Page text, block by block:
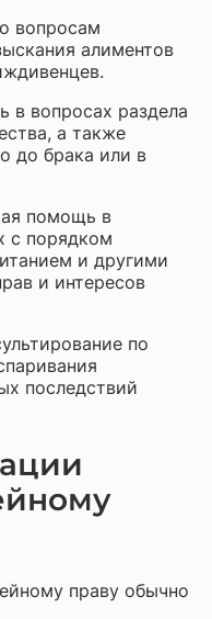
вопросам
алиментов
в вопросах раздела
а также
до брака или в
помощь в
с порядком
и другими
и интересов
по
последствий
праву обычно